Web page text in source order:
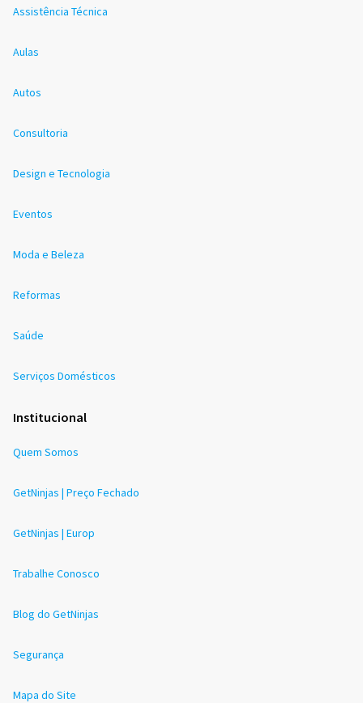
Assistência Técnica
Aulas
Autos
Consultoria
Design e Tecnologia
Eventos
Moda e Beleza
Reformas
Saúde
Serviços Domésticos
Institucional
Quem Somos
GetNinjas | Preço Fechado
GetNinjas | Europ
Trabalhe Conosco
Blog do GetNinjas
Segurança
Mapa do Site